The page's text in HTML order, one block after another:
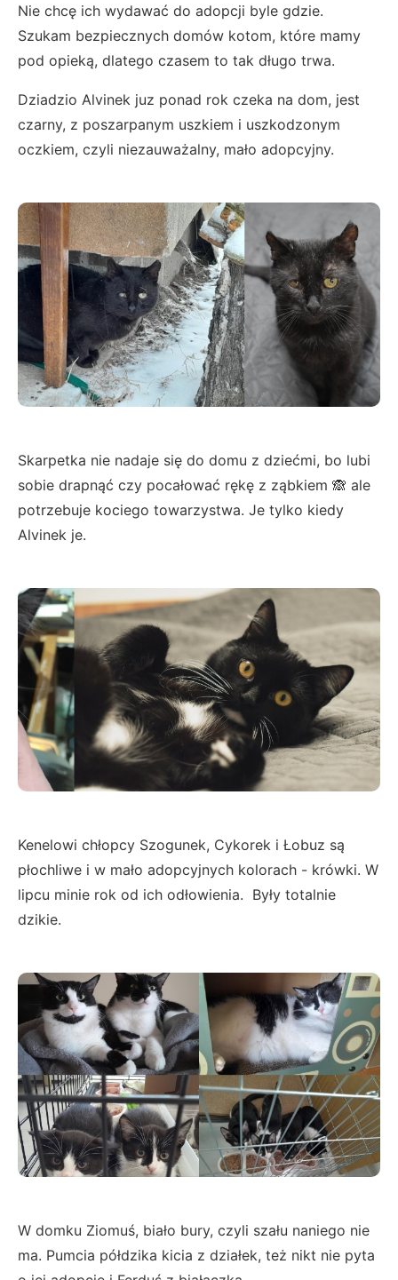
Nie chcę ich wydawać do adopcji byle gdzie.
Szukam bezpiecznych domów kotom, które mamy
pod opieką, dlatego czasem to tak długo trwa.
Dziadzio Alvinek juz ponad rok czeka na dom, jest
czarny, z poszarpanym uszkiem i uszkodzonym
oczkiem, czyli niezauważalny, mało adopcyjny.
Skarpetka nie nadaje się do domu z dziećmi, bo lubi
sobie drapnąć czy pocałować rękę z ząbkiem 🙈 ale
potrzebuje kociego towarzystwa. Je tylko kiedy
Alvinek je.
Kenelowi chłopcy Szogunek, Cykorek i Łobuz są
płochliwe i w mało adopcyjnych kolorach - krówki. W
lipcu minie rok od ich odłowienia. Były totalnie
dzikie.
W domku Ziomuś, biało bury, czyli szału naniego nie
ma. Pumcia półdzika kicia z działek, też nikt nie pyta